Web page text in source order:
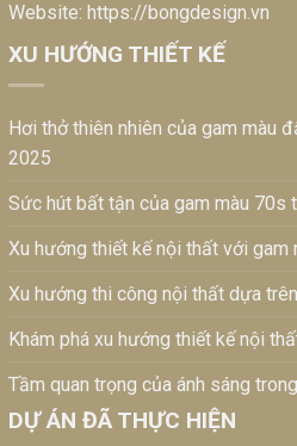
Website: https://bongdesign.vn
XU HƯỚNG THIẾT KẾ
Hơi thở thiên nhiên của gam màu
2025
Sức hút bất tận của gam màu 70s
Xu hướng thiết kế nội thất với gam
Xu hướng thi công nội thất dựa
Khám phá xu hướng thiết kế nội
Tầm quan trọng của ánh sáng
DỰ ÁN ĐÃ THỰC HIỆN